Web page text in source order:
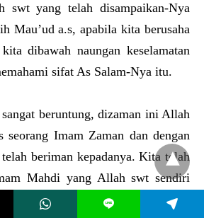
swt yang telah disampaikan-Nya
Mau’ud a.s, apabila kita berusaha
dibawah naungan keselamatan
sifat As Salam-Nya itu.
beruntung, dizaman ini Allah
seorang Imam Zaman dan dengan
beriman kepadanya. Kita telah
Mahdi yang Allah swt sendiri
kita untuk menyampaikan Salaam
L